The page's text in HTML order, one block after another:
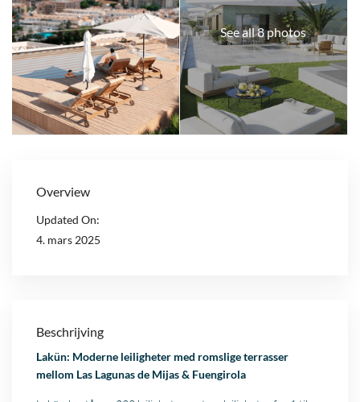
See all 8 photos
Overview
Updated On:
4. mars 2025
Beschrijving
Lakün: Moderne leiligheter med romslige terrasser
mellom Las Lagunas de Mijas & Fuengirola